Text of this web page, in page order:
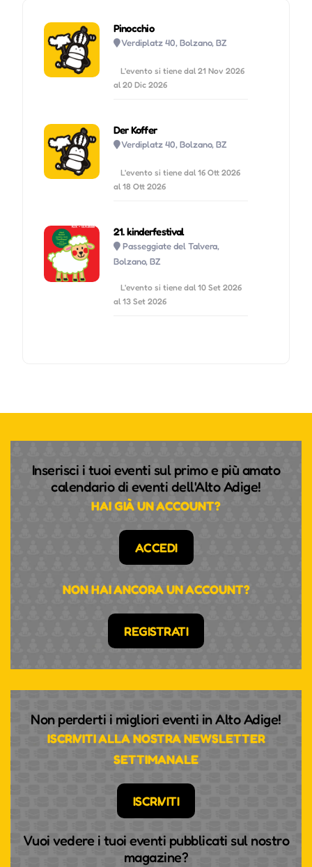
Pinocchio
Verdiplatz 40, Bolzano, BZ
L'evento si tiene dal 21 Nov 2026
al 20 Dic 2026
Der Koffer
Verdiplatz 40, Bolzano, BZ
L'evento si tiene dal 16 Ott 2026
al 18 Ott 2026
21. kinderfestival
Passeggiate del Talvera,
Bolzano, BZ
L'evento si tiene dal 10 Set 2026
al 13 Set 2026
Inserisci i tuoi eventi sul primo e più amato
calendario di eventi dell'Alto Adige!
HAI GIÀ UN ACCOUNT?
ACCEDI
NON HAI ANCORA UN ACCOUNT?
REGISTRATI
Non perderti i migliori eventi in Alto Adige!
ISCRIVITI ALLA NOSTRA NEWSLETTER
SETTIMANALE
ISCRIVITI
Vuoi vedere i tuoi eventi pubblicati sul nostro
magazine?